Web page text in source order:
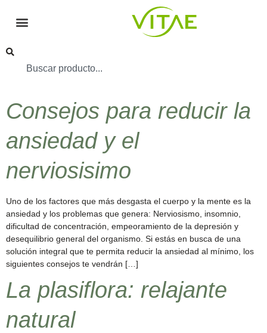
Consejos para reducir la
ansiedad y el
nerviosisimo
Uno de los factores que más desgasta el cuerpo y la mente es la
ansiedad y los problemas que genera: Nerviosismo, insomnio,
dificultad de concentración, empeoramiento de la depresión y
desequilibrio general del organismo. Si estás en busca de una
solución integral que te permita reducir la ansiedad al mínimo, los
siguientes consejos te vendrán […]
La plasiflora: relajante
natural